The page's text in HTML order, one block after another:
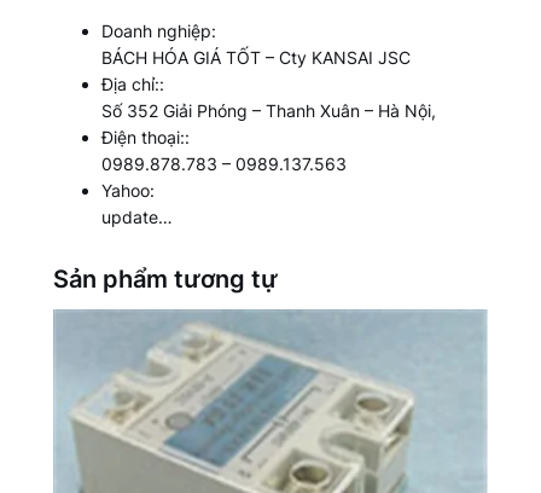
Doanh nghiệp:
BÁCH HÓA GIÁ TỐT – Cty KANSAI JSC
Địa chỉ::
Số 352 Giải Phóng – Thanh Xuân – Hà Nội,
Điện thoại::
0989.878.783 – 0989.137.563
Yahoo:
update…
Sản phẩm tương tự